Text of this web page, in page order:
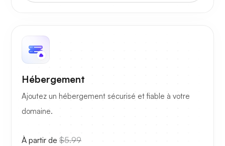
Hébergement
Ajoutez un hébergement sécurisé et fiable à votre
domaine.
À partir de $5.99